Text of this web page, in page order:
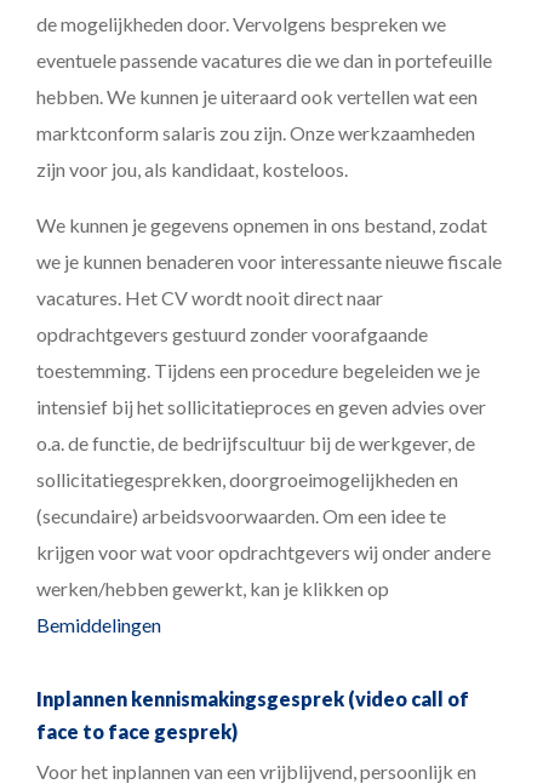
de mogelijkheden door. Vervolgens bespreken we
eventuele passende vacatures die we dan in portefeuille
hebben. We kunnen je uiteraard ook vertellen wat een
marktconform salaris zou zijn. Onze werkzaamheden
zijn voor jou, als kandidaat, kosteloos.
We kunnen je gegevens opnemen in ons bestand, zodat
we je kunnen benaderen voor interessante nieuwe fiscale
vacatures. Het CV wordt nooit direct naar
opdrachtgevers gestuurd zonder voorafgaande
toestemming. Tijdens een procedure begeleiden we je
intensief bij het sollicitatieproces en geven advies over
o.a. de functie, de bedrijfscultuur bij de werkgever, de
sollicitatiegesprekken, doorgroeimogelijkheden en
(secundaire) arbeidsvoorwaarden. Om een idee te
krijgen voor wat voor opdrachtgevers wij onder andere
werken/hebben gewerkt, kan je klikken op
Bemiddelingen
Inplannen kennismakingsgesprek (video call of
face to face gesprek)
Voor het inplannen van een vrijblijvend, persoonlijk en